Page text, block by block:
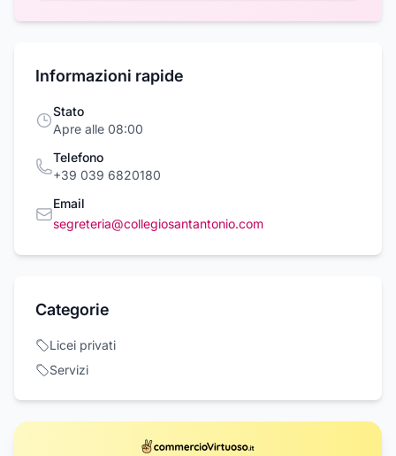
Informazioni rapide
Stato
Apre alle 08:00
Telefono
+39 039 6820180
Email
segreteria@collegiosantantonio.com
Categorie
Licei privati
Servizi